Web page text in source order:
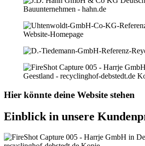
Hier könnte deine Website stehen
Einblick in unsere